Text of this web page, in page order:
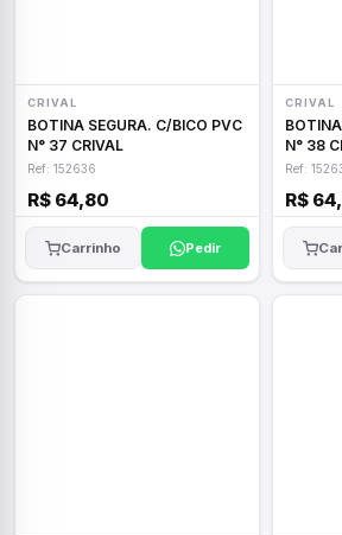
CRIVAL
BOTINA SEGURA. C/BICO PVC
N° 37 CRIVAL
Ref: 152636
R$ 64,80
Carrinho Pedir
CRIVAL
BOTINA
N° 38
Ref:
R$